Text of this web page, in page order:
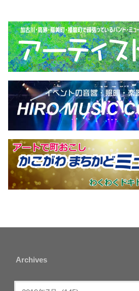
Archives